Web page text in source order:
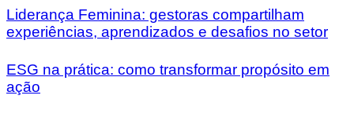
Liderança Feminina: gestoras compartilham
experiências, aprendizados e desafios no setor
ESG na prática: como transformar propósito em
ação